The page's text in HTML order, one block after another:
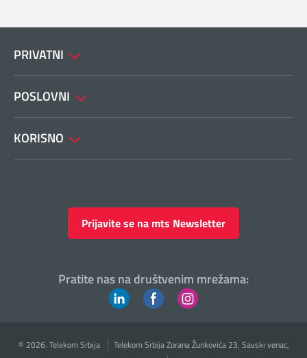
PRIVATNI
POSLOVNI
KORISNO
Prijavite se na mts Newsletter
Pratite nas na društvenim mrežama:
© 2026. Telekom Srbija
Telekom Srbija Zorana Žunkovića 23, Savski venac,